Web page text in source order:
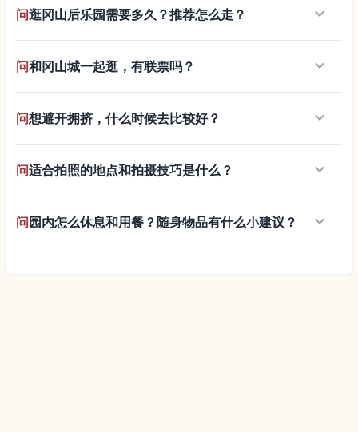
问逛冈山后乐园需要多久？推荐怎么走？ keyboard_arrow_down
问和冈山城一起逛，有联票吗？ keyboard_arrow_down
问想避开拥挤，什么时候去比较好？ keyboard_arrow_down
问适合拍照的地点和拍摄技巧是什么？ keyboard_arrow_down
问园内怎么休息和用餐？随身物品有什么小建议？ keyboard_arrow_down